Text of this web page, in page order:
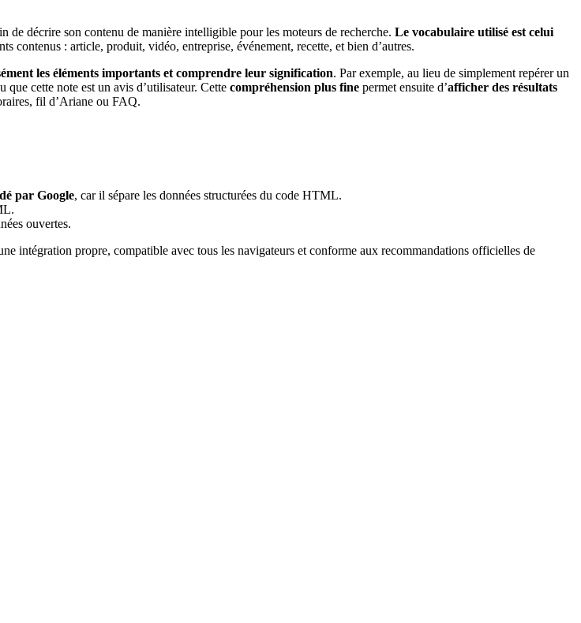
de décrire son contenu de manière intelligible pour les moteurs de recherche. Le vocabulaire utilisé est celui
contenus : article, produit, vidéo, entreprise, événement, recette, et bien d’autres.
les éléments importants et comprendre leur signification. Par exemple, au lieu de simplement repérer un
cette note est un avis d’utilisateur. Cette compréhension plus fine permet ensuite d’afficher des résultats
fil d’Ariane ou FAQ.
par Google, car il sépare les données structurées du code HTML.
ouvertes.
intégration propre, compatible avec tous les navigateurs et conforme aux recommandations officielles de